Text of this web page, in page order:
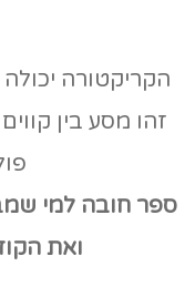
הקריקטורה
זהו מסע בין
ספר חובה למי
ואת